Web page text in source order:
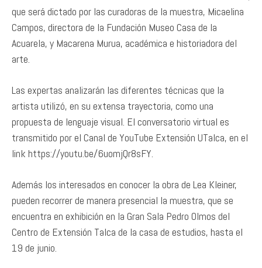
que será dictado por las curadoras de la muestra, Micaelina
Campos, directora de la Fundación Museo Casa de la
Acuarela, y Macarena Murua, académica e historiadora del
arte.
Las expertas analizarán las diferentes técnicas que la
artista utilizó, en su extensa trayectoria, como una
propuesta de lenguaje visual. El conversatorio virtual es
transmitido por el Canal de YouTube Extensión UTalca, en el
link https://youtu.be/6uomjQr8sFY.
Además los interesados en conocer la obra de Lea Kleiner,
pueden recorrer de manera presencial la muestra, que se
encuentra en exhibición en la Gran Sala Pedro Olmos del
Centro de Extensión Talca de la casa de estudios, hasta el
19 de junio.